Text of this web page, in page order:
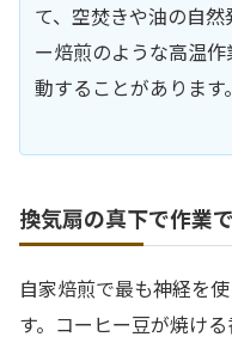
て、空焚きや油の自
ー焙煎のような高温
動することがあります。
換気扇の真下で作業
自家焙煎で最も神経を
す。コーヒー豆が焼け